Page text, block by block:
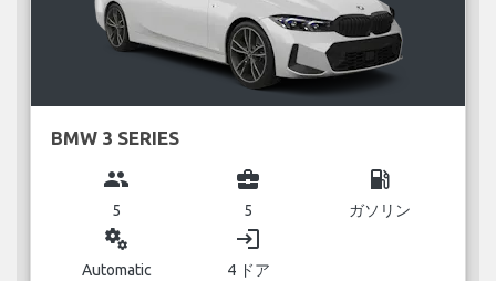
BMW 3 SERIES
group
5
business_center
5
local_gas_station
ガソリン
miscellaneous_services
Automatic
login
4 ドア